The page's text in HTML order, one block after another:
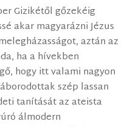
Gizikétől gőzekéig
akar magyarázni Jézus
aztán az
ha a hívekben
hogy itt valami nagyon
szép lassan
tanítását az ateista
álmodern